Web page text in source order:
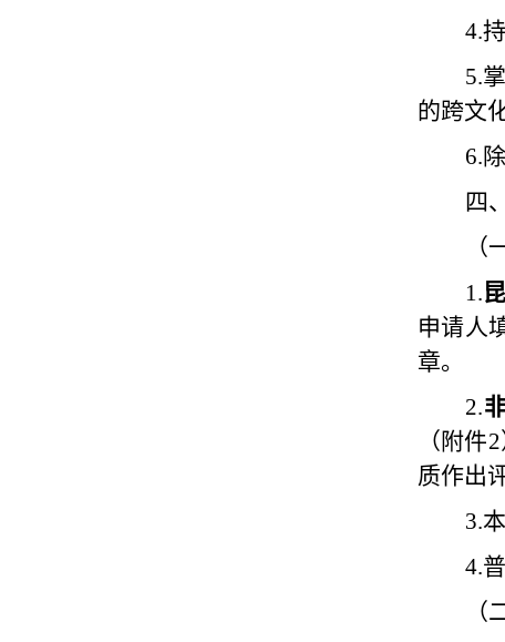
4.
5.
的跨文
6.
四
（
1.
申请人
章。
2.
（附件2
质作出
3.
4.
（